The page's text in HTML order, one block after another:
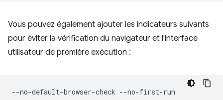
Vous pouvez également ajouter les indicateurs suivants
pour éviter la vérification du navigateur et l'interface
utilisateur de première exécution :